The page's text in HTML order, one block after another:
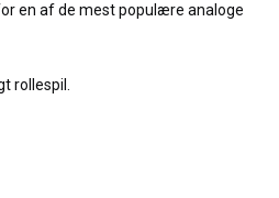
en af de mest populære analoge
rollespil.